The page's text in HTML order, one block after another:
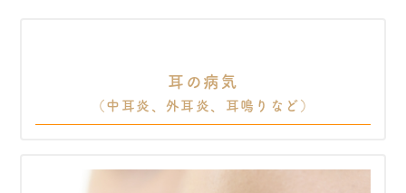
耳の病気
（中耳炎、外耳炎、耳鳴りなど）